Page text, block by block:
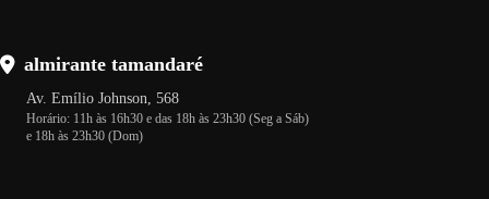
almirante tamandaré
Av. Emílio Johnson, 568
Horário: 11h às 16h30 e das 18h às 23h30 (Seg a Sáb)
e 18h às 23h30 (Dom)